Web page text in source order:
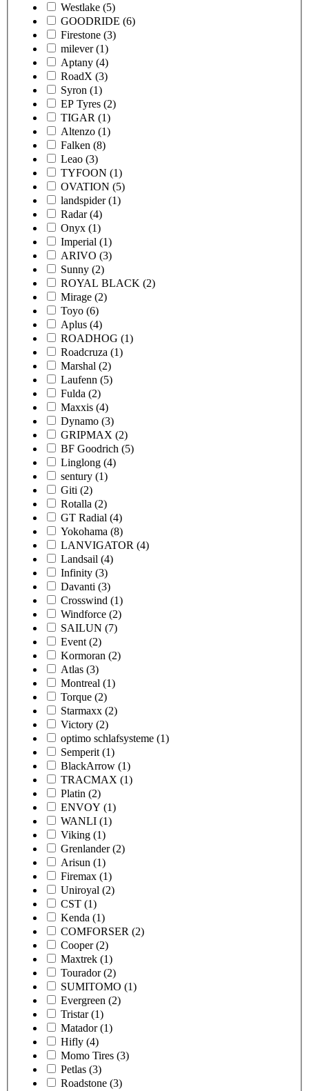
Westlake (5)
GOODRIDE (6)
Firestone (3)
milever (1)
Aptany (4)
RoadX (3)
Syron (1)
EP Tyres (2)
TIGAR (1)
Altenzo (1)
Falken (8)
Leao (3)
TYFOON (1)
OVATION (5)
landspider (1)
Radar (4)
Onyx (1)
Imperial (1)
ARIVO (3)
Sunny (2)
ROYAL BLACK (2)
Mirage (2)
Toyo (6)
Aplus (4)
ROADHOG (1)
Roadcruza (1)
Marshal (2)
Laufenn (5)
Fulda (2)
Maxxis (4)
Dynamo (3)
GRIPMAX (2)
BF Goodrich (5)
Linglong (4)
sentury (1)
Giti (2)
Rotalla (2)
GT Radial (4)
Yokohama (8)
LANVIGATOR (4)
Landsail (4)
Infinity (3)
Davanti (3)
Crosswind (1)
Windforce (2)
SAILUN (7)
Event (2)
Kormoran (2)
Atlas (3)
Montreal (1)
Torque (2)
Starmaxx (2)
Victory (2)
optimo schlafsysteme (1)
Semperit (1)
BlackArrow (1)
TRACMAX (1)
Platin (2)
ENVOY (1)
WANLI (1)
Viking (1)
Grenlander (2)
Arisun (1)
Firemax (1)
Uniroyal (2)
CST (1)
Kenda (1)
COMFORSER (2)
Cooper (2)
Maxtrek (1)
Tourador (2)
SUMITOMO (1)
Evergreen (2)
Tristar (1)
Matador (1)
Hifly (4)
Momo Tires (3)
Petlas (3)
Roadstone (3)